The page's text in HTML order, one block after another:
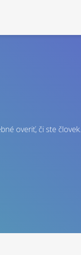
overiť, či ste človek.